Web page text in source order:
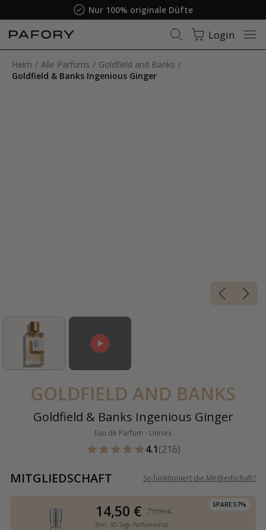
Nur 100% originale Düfte
Login
Heim Alle Parfums
Goldfield and Banks
Goldfield & Banks Ingenious Ginger
GOLDFIELD AND BANKS
Goldfield & Banks Ingenious Ginger
Eau de Parfum - Unisex
4.1(216)
MITGLIEDSCHAFT So funktioniert die Mitgliedschaft?
SPARE 57%
14,50 € 24,00 €
8ml, 30-Tage Parfumvorrat